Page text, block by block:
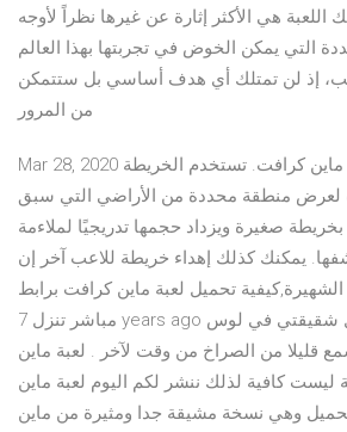
هي الأكثر إثارة عن غيرها نظراً لأوجه
التي يمكن الخوض في تجربتها بهذا العالم
إذ لن تمتلك أي هدف أساسي بل ستتمكن
من المرور
Mar 28, 2020 كيفية صنع خريطة في ماين كرافت. تستخدم الخريطة
لعرض منطقة محددة من الأراضي التي سبق
بخريطة صغيرة ويزداد حجمها تدريجيًا لملاءمة
يمكنك كذلك إهداء خريطة للاعب آخر إن
تحميل لعبة ماين كرافت برابط
مباشر تنزل 7 years ago إذا كنت السير في منزل شقيقتي في لوس
قليلا من الصراخ من وقت لآخر . لعبة ماين
ليست كافية لذلك ننشر لكم اليوم لعبة ماين
وهي نسخة مشيقة جدا ومثيرة من ماين